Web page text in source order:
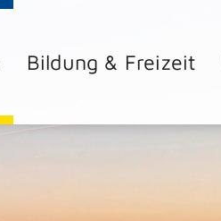
Bildung & Freizeit